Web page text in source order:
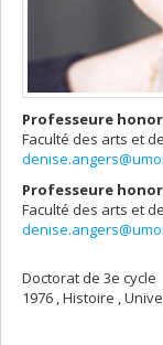
Professeure
Faculté des arts et
Professeure
Faculté des arts et
Doctorat de 3e cycle
1976 , Histoire ,